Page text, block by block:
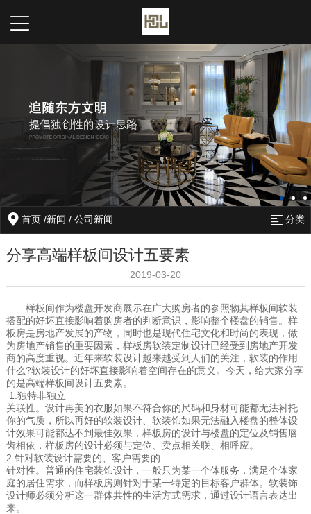
首页 /新闻 /公司新闻 分类
分享高端样板间设计五要素
2019-03-20
样板间作为楼盘开发商展示在广大购房者的参照物其样板间软装
搭配的好坏直接影响着购房者的判断意识，影响整个楼盘的销售。样
板房是房地产发展的产物，同时也是现代住宅文化和时尚的表现，做
为房地产销售的重要因素，样板房软装定制设计已经受到房地产开发
商的高度重视。近年来软装设计越来越受到人们的关注，软装的作用
什么?软装设计的好坏直接影响着空间存在的意义。今天，给大家分享
的是高端样板间设计五要素。
1.独特非独立
关联性。设计再美的衣服如果不符合你的尺码和身材可能都无法衬托
你的气质，所以再好的软装设计、软装饰如果无法融入楼盘的整体设
计效果可能都达不到最佳效果，样板房的设计与楼盘的定位及销售唇
齿相依，样板房的设计必须与定位、卖点相关联、相呼应。
2.针对软装设计需要的、客户需要的
针对性。普通的住宅装饰设计，一般只为某一个体服务，满足个体家
庭的居住需求，而样板房则针对于某一特定的目标客户群体。软装饰
设计师必须分析这一群体共性的生活方式需求，通过设计语言表达出
来。